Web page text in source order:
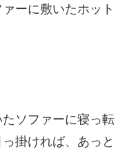
ーに敷いたホット
ソファーに寝っ転
掛ければ、あっと